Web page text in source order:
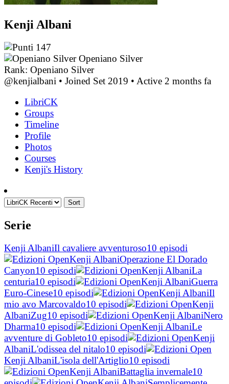
Kenji Albani
147
Openiano Silver
Rank: Openiano Silver
@kenjialbani • Joined Set 2019 • Active 2 months fa
LibriCK
Groups
Timeline
Profile
Photos
Courses
Kenji's History
Sort
Serie
Kenji AlbaniIl cavaliere avventuroso10 episodi
Kenji AlbaniOperazione El Dorado
Canyon10 episodi Kenji AlbaniLa
centuria10 episodi Kenji AlbaniGuerra
Euro-Cinese10 episodi Kenji AlbaniIl
mio avo Marcovaldo10 episodi
Kenji
AlbaniZug10 episodi Kenji AlbaniNero
Dharma10 episodi Kenji AlbaniLe
avventure di Gobleto10 episodi
Kenji
AlbaniL'odissea del nitalo10 episodi
Kenji AlbaniL'isola dell'Artiglio10 episodi
Kenji AlbaniBattaglia invernale10